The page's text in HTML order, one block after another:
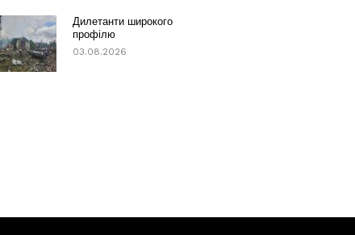
Дилетанти широкого
профілю
03.08.2026